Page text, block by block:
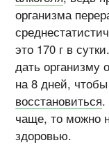
организма
это 170 г в
дать организму
на 8 дней,
восстановиться.
чаще, то можно
здоровью.